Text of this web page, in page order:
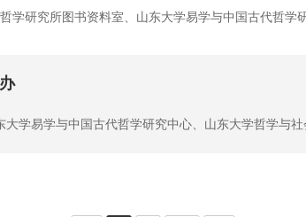
研究所图书资料室、山东大学易学与中国古代哲学
学易学与中国古代哲学研究中心、山东大学哲学与社